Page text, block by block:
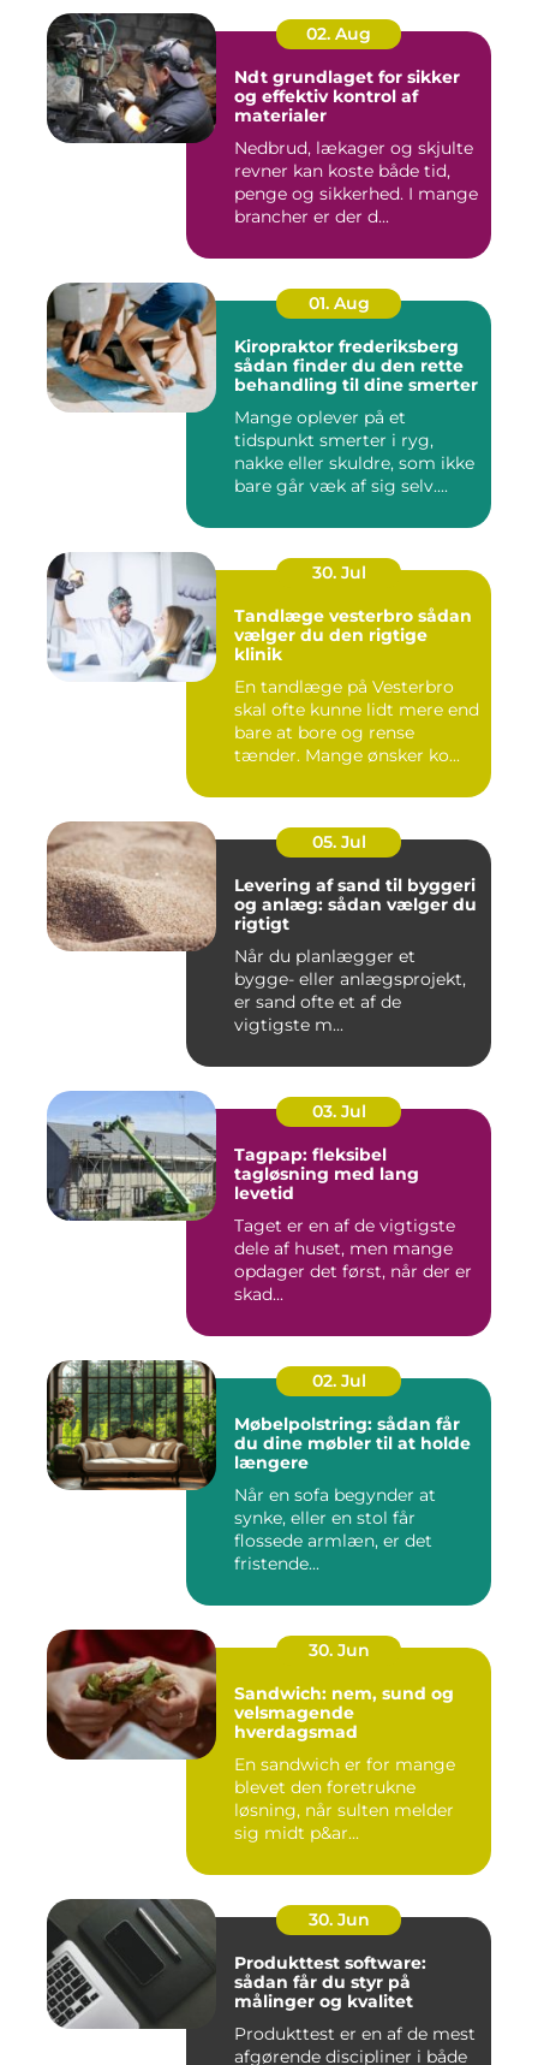
02. Aug
Ndt grundlaget for sikker
og effektiv kontrol af
materialer
Nedbrud, lækager og skjulte
revner kan koste både tid,
penge og sikkerhed. I mange
brancher er der d...
01. Aug
Kiropraktor frederiksberg
sådan finder du den rette
behandling til dine smerter
Mange oplever på et
tidspunkt smerter i ryg,
nakke eller skuldre, som ikke
bare går væk af sig selv....
30. Jul
Tandlæge vesterbro sådan
vælger du den rigtige
klinik
En tandlæge på Vesterbro
skal ofte kunne lidt mere end
bare at bore og rense
tænder. Mange ønsker ko...
05. Jul
Levering af sand til byggeri
og anlæg: sådan vælger du
rigtigt
Når du planlægger et
bygge- eller anlægsprojekt,
er sand ofte et af de
vigtigste m...
03. Jul
Tagpap: fleksibel
tagløsning med lang
levetid
Taget er en af de vigtigste
dele af huset, men mange
opdager det først, når der er
skad...
02. Jul
Møbelpolstring: sådan får
du dine møbler til at holde
længere
Når en sofa begynder at
synke, eller en stol får
flossede armlæn, er det
fristende...
30. Jun
Sandwich: nem, sund og
velsmagende
hverdagsmad
En sandwich er for mange
blevet den foretrukne
løsning, når sulten melder
sig midt p&ar...
30. Jun
Produkttest software:
sådan får du styr på
målinger og kvalitet
Produkttest er en af de mest
afgørende discipliner i både